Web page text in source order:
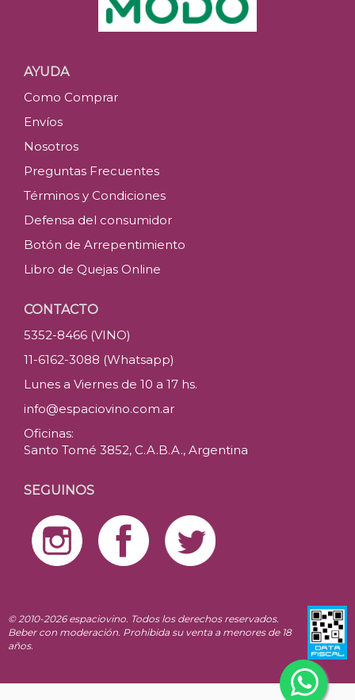
AYUDA
Como Comprar
Envíos
Nosotros
Preguntas Frecuentes
Términos y Condiciones
Defensa del consumidor
Botón de Arrepentimiento
Libro de Quejas Online
CONTACTO
5352-8466 (VINO)
11-6162-3088 (Whatsapp)
Lunes a Viernes de 10 a 17 hs.
info@espaciovino.com.ar
Oficinas:
Santo Tomé 3852, C.A.B.A., Argentina
SEGUINOS
© 2010-2026 espaciovino. Todos los derechos reservados.
Beber con moderación. Prohibida su venta a menores de 18
años.